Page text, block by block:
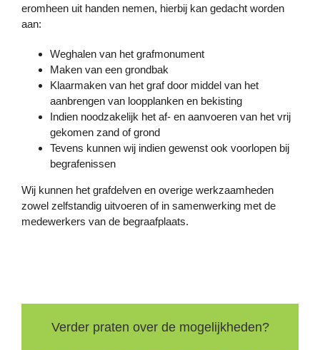
eromheen uit handen nemen, hierbij kan gedacht worden
aan:
Weghalen van het grafmonument
Maken van een grondbak
Klaarmaken van het graf door middel van het
aanbrengen van loopplanken en bekisting
Indien noodzakelijk het af- en aanvoeren van het vrij
gekomen zand of grond
Tevens kunnen wij indien gewenst ook voorlopen bij
begrafenissen
Wij kunnen het grafdelven en overige werkzaamheden
zowel zelfstandig uitvoeren of in samenwerking met de
medewerkers van de begraafplaats.
Verder praten over de mogelijkheden?